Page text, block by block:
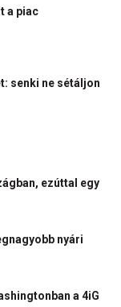
a piac
senki ne sétáljon
ezúttal egy
nyári
a 4iG